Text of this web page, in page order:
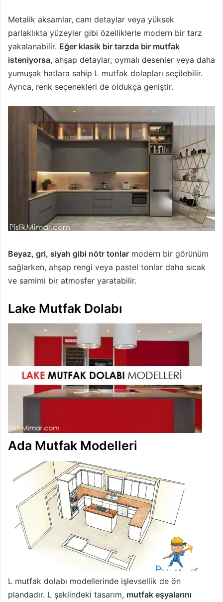
Metalik aksamlar, cam detaylar veya yüksek
parlaklıkta yüzeyler gibi özelliklerle modern bir tarz
yakalanabilir. Eğer klasik bir tarzda bir mutfak
isteniyorsa, ahşap detaylar, oymalı desenler veya daha
yumuşak hatlara sahip L mutfak dolapları seçilebilir.
Ayrıca, renk seçenekleri de oldukça geniştir.
Beyaz, gri, siyah gibi nötr tonlar modern bir görünüm
sağlarken, ahşap rengi veya pastel tonlar daha sıcak
ve samimi bir atmosfer yaratabilir.
Lake Mutfak Dolabı
Ada Mutfak Modelleri
L mutfak dolabı modellerinde işlevsellik de ön
plandadır. L şeklindeki tasarım, mutfak eşyalarını